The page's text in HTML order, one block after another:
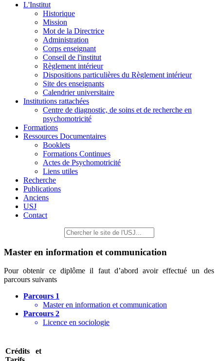
L'Institut
Historique
Mission
Mot de la Directrice
Administration
Corps enseignant
Conseil de l'institut
Règlement intérieur
Dispositions particulières du Règlement intérieur
Site des enseignants
Calendrier universitaire
Institutions rattachées
Centre de diagnostic, de soins et de recherche en
psychomotricité
Formations
Ressources Documentaires
Booklets
Formations Continues
Actes de Psychomotricité
Liens utiles
Recherche
Publications
Anciens
USJ
Contact
Master en information et communication
Pour obtenir ce diplôme il faut d’abord avoir effectué un des
parcours suivants
Parcours 1
Master en information et communication
Parcours 2
Licence en sociologie
Crédits et